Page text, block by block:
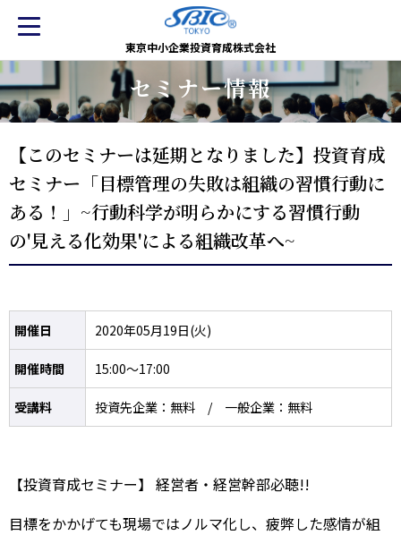
東京中小企業投資育成株式会社
セミナー情報
【このセミナーは延期となりました】投資育成
セミナー「目標管理の失敗は組織の習慣行動に
ある！」~行動科学が明らかにする習慣行動
の'見える化効果'による組織改革へ~
開催日 2020年05月19日(火)
開催時間 15:00～17:00
受講料 投資先企業：無料 / 一般企業：無料
【投資育成セミナー】 経営者・経営幹部必聴!!
目標をかかげても現場ではノルマ化し、疲弊した感情が組